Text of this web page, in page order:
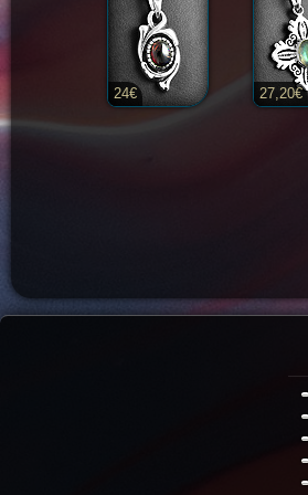
24€ 27,20€